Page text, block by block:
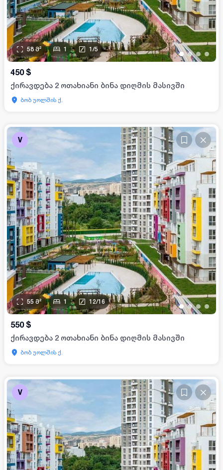
••••
58 მ² 1 1 /5
450 $
ქირავდება 2 ოთახიანი ბინა დიღმის მასივში
ბობ უოლშის ქ.
V
••••
55 მ² 1 12/16
550 $
ქირავდება 2 ოთახიანი ბინა დიღმის მასივში
ბობ უოლშის ქ.
V